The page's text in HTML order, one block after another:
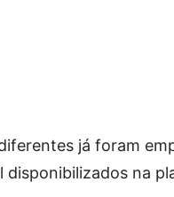
já foram
disponibilizados na